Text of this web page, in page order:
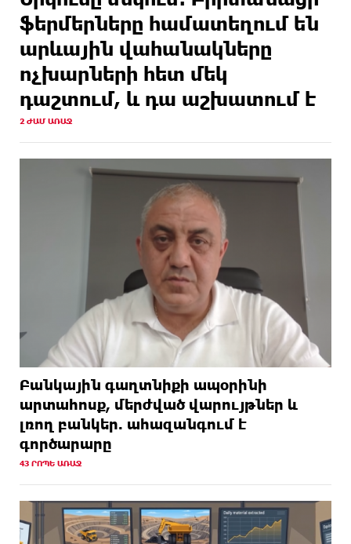
ֆերմերները համատեղում են
արևային վահանակները
ոչխարների հետ մեկ
դաշտում, և դա աշխատում է
2 ԺԱՄ ԱՌԱՋ
Բանկային գաղտնիքի ապօրինի
արտահոսք, մերժված վարույթներ և
լռող բանկեր. ահազանգում է
գործարարը
43 ՐՈՊԵ ԱՌԱՋ